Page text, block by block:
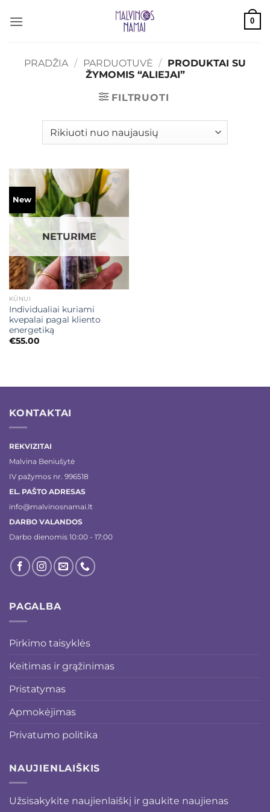
0
PRADŽIA / PARDUOTUVĖ / PRODUKTAI SU
ŽYMOMIS “ALIEJAI”
FILTRUOTI
New Mėgstamiausias
NETURIME
KŪNUI
Individualiai kuriami
kvepalai pagal kliento
energetiką
€55.00
KONTAKTAI
REKVIZITAI
Malvina Beniušytė
IV pažymos nr. 996518
EL. PAŠTO ADRESAS
info@malvinosnamai.lt
DARBO VALANDOS
Darbo dienomis 10:00 - 17:00
PAGALBA
Pirkimo taisyklės
Keitimas ir grąžinimas
Pristatymas
Apmokėjimas
Privatumo politika
NAUJIENLAIŠKIS
Užsisakykite naujienlaiškį ir gaukite naujienas